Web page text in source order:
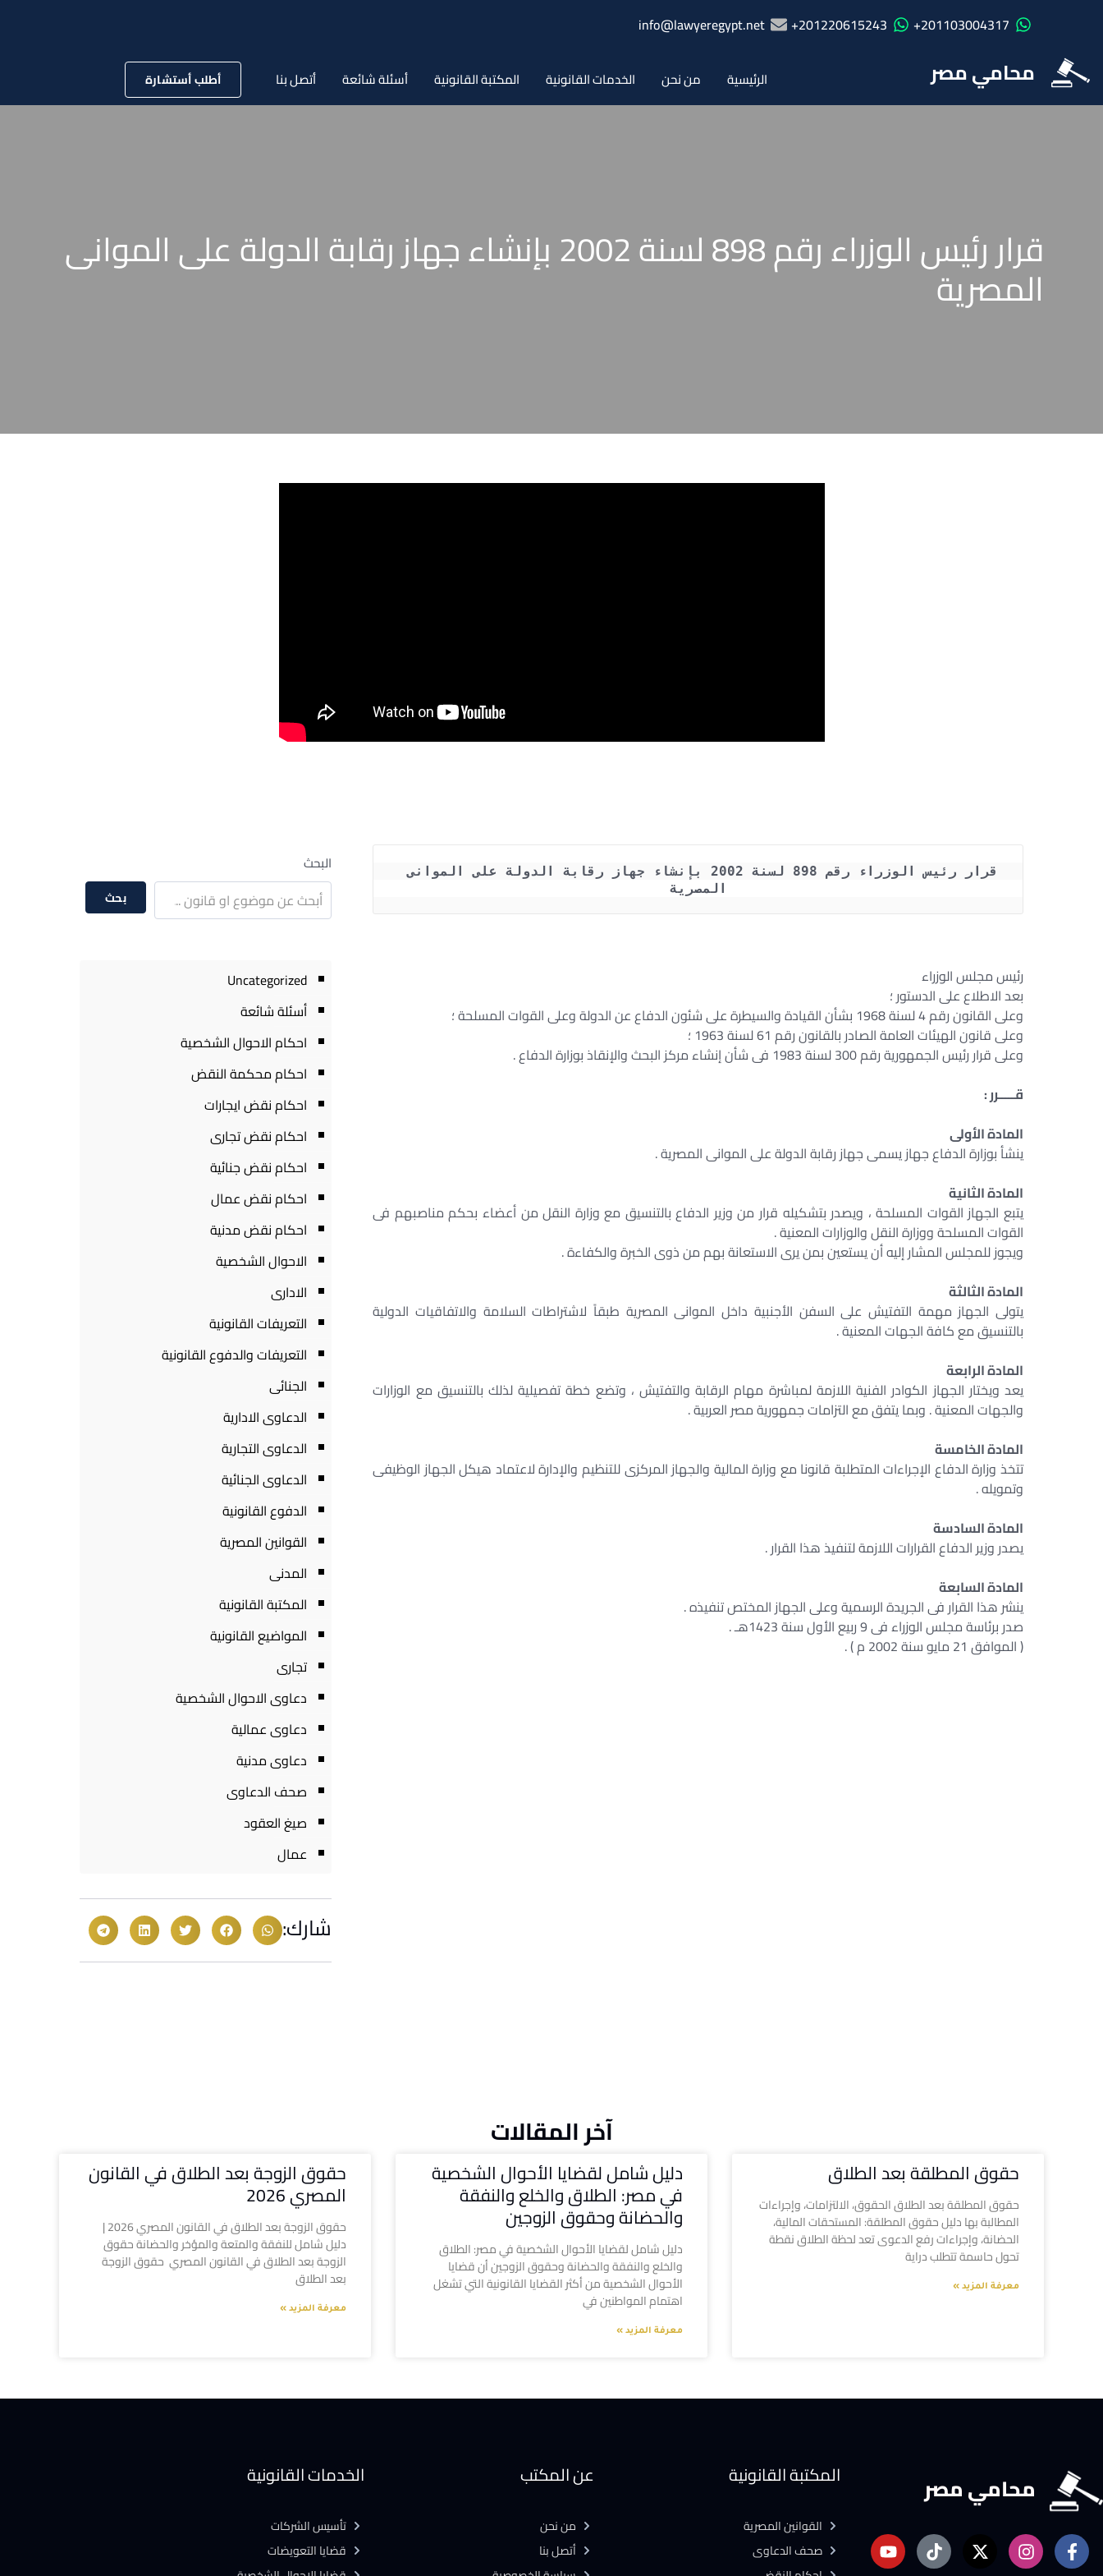
201103004317+
201220615243+
info@lawyeregypt.net
محامي مصر الرئيسية من نحن الخدمات القانونية المكتبة القانونية أسئلة شائعة أتصل بنا أطلب أستشارة
قرار رئيس الوزراء رقم 898 لسنة 2002 بإنشاء جهاز رقابة الدولة على الموانى
المصرية
قرار رئيس الوزراء رقم 898 لسنة 2002 بإنشاء جهاز رقابة الدولة على الموانى
المصرية
رئيس مجلس الوزراء
بعد الاطلاع على الدستور ؛
وعلى القانون رقم 4 لسنة 1968 بشأن القيادة والسيطرة على شئون الدفاع عن الدولة وعلى القوات المسلحة ؛
وعلى قانون الهيئات العامة الصادر بالقانون رقم 61 لسنة 1963 ؛
وعلى قرار رئيس الجمهورية رقم 300 لسنة 1983 فى شأن إنشاء مركز البحث والإنقاذ بوزارة الدفاع .
قـــــرر :
المادة الأولى
ينشأ بوزارة الدفاع جهاز يسمى جهاز رقابة الدولة على الموانى المصرية .
المادة الثانية
يتبع الجهاز القوات المسلحة ، ويصدر بتشكيله قرار من وزير الدفاع بالتنسيق مع وزارة النقل من أعضاء بحكم مناصبهم فى
القوات المسلحة ووزارة النقل والوزارات المعنية .
ويجوز للمجلس المشار إليه أن يستعين بمن يرى الاستعانة بهم من ذوى الخبرة والكفاءة .
المادة الثالثة
يتولى الجهاز مهمة التفتيش على السفن الأجنبية داخل الموانى المصرية طبقاً لاشتراطات السلامة والاتفاقيات الدولية
بالتنسيق مع كافة الجهات المعنية .
المادة الرابعة
يعد ويختار الجهاز الكوادر الفنية اللازمة لمباشرة مهام الرقابة والتفتيش ، وتضع خطة تفصيلية لذلك بالتنسيق مع الوزارات
والجهات المعنية . وبما يتفق مع التزامات جمهورية مصر العربية .
المادة الخامسة
تتخذ وزارة الدفاع الإجراءات المتطلبة قانونا مع وزارة المالية والجهاز المركزى للتنظيم والإدارة لاعتماد هيكل الجهاز الوظيفى
وتمويله .
المادة السادسة
يصدر وزير الدفاع القرارات اللازمة لتنفيذ هذا القرار .
المادة السابعة
ينشر هذا القرار فى الجريدة الرسمية وعلى الجهاز المختص تنفيذه .
صدر برئاسة مجلس الوزراء فى 9 ربيع الأول سنة 1423هـ .
( الموافق 21 مايو سنة 2002 م ) .
البحث
بحث
Uncategorized
أسئلة شائعة
احكام الاحوال الشخصية
احكام محكمة النقض
احكام نقض ايجارات
احكام نقض تجارى
احكام نقض جنائية
احكام نقض عمال
احكام نقض مدنية
الاحوال الشخصية
الادارى
التعريفات القانونية
التعريفات والدفوع القانونية
الجنائى
الدعاوى الادارية
الدعاوى التجارية
الدعاوى الجنائية
الدفوع القانونية
القوانين المصرية
المدنى
المكتبة القانونية
المواضيع القانونية
تجارى
دعاوى الاحوال الشخصية
دعاوى عمالية
دعاوى مدنية
صحف الدعاوى
صيغ العقود
عمال
شارك:
آخر المقالات
حقوق المطلقة بعد الطلاق
حقوق المطلقة بعد الطلاق الحقوق، الالتزامات، وإجراءات
المطالبة بها دليل حقوق المطلقة: المستحقات المالية،
الحضانة، وإجراءات رفع الدعوى تعد لحظة الطلاق نقطة
تحول حاسمة تتطلب دراية
معرفة المزيد »
دليل شامل لقضايا الأحوال الشخصية
في مصر: الطلاق والخلع والنفقة
والحضانة وحقوق الزوجين
دليل شامل لقضايا الأحوال الشخصية في مصر: الطلاق
والخلع والنفقة والحضانة وحقوق الزوجين أن قضايا
الأحوال الشخصية من أكثر القضايا القانونية التي تشغل
اهتمام المواطنين في
معرفة المزيد »
حقوق الزوجة بعد الطلاق في القانون
المصري 2026
حقوق الزوجة بعد الطلاق في القانون المصري 2026 |
دليل شامل للنفقة والمتعة والمؤخر والحضانة حقوق
الزوجة بعد الطلاق في القانون المصري حقوق الزوجة
بعد الطلاق
معرفة المزيد »
محامي مصر المكتبة القانونية
القوانين المصرية
صحف الدعاوى
عن المكتب
من نحن
أتصل بنا
الخدمات القانونية
تأسيس الشركات
قضايا التعويضات